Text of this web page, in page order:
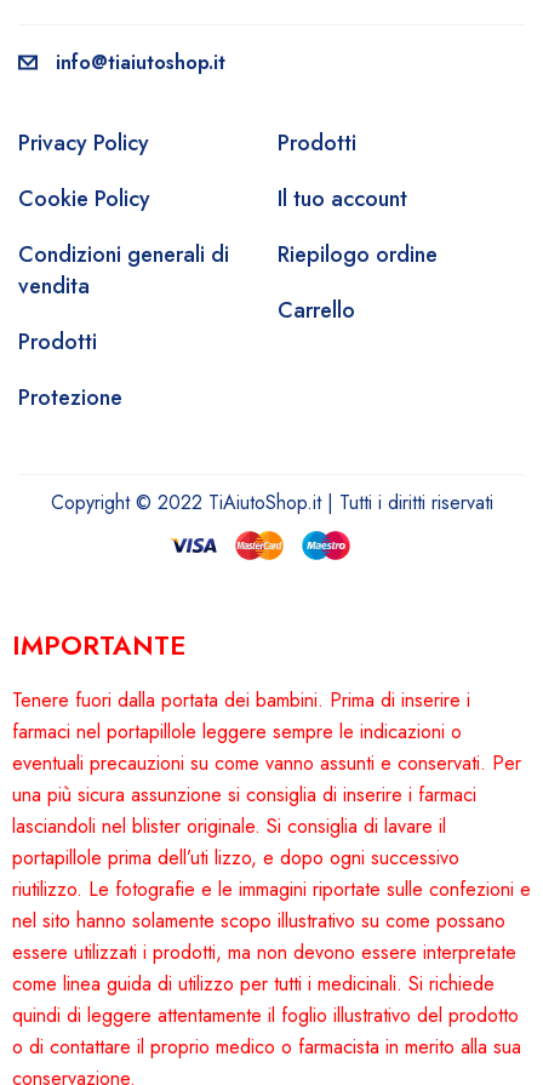
info@tiaiutoshop.it
Privacy Policy
Cookie Policy
Condizioni generali di
vendita
Prodotti
Protezione
Prodotti
Il tuo account
Riepilogo ordine
Carrello
Copyright © 2022 TiAiutoShop.it | Tutti i diritti riservati
IMPORTANTE
Tenere fuori dalla portata dei bambini. Prima di inserire i
farmaci nel portapillole leggere sempre le indicazioni o
eventuali precauzioni su come vanno assunti e conservati. Per
una più sicura assunzione si consiglia di inserire i farmaci
lasciandoli nel blister originale. Si consiglia di lavare il
portapillole prima dell’uti lizzo, e dopo ogni successivo
riutilizzo. Le fotografie e le immagini riportate sulle confezioni e
nel sito hanno solamente scopo illustrativo su come possano
essere utilizzati i prodotti, ma non devono essere interpretate
come linea guida di utilizzo per tutti i medicinali. Si richiede
quindi di leggere attentamente il foglio illustrativo del prodotto
o di contattare il proprio medico o farmacista in merito alla sua
conservazione.